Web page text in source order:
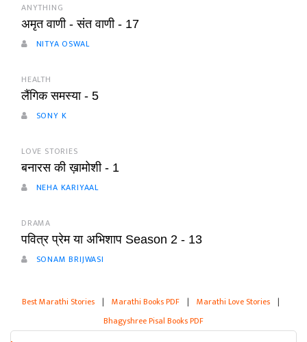
ANYTHING
अमृत वाणी - संत वाणी - 17
NITYA OSWAL
HEALTH
लैंगिक समस्या - 5
SONY K
LOVE STORIES
बनारस की ख़ामोशी - 1
NEHA KARIYAAL
DRAMA
पवित्र प्रेम या अभिशाप Season 2 - 13
SONAM BRIJWASI
Best Marathi Stories | Marathi Books PDF | Marathi Love Stories |
Bhagyshree Pisal Books PDF